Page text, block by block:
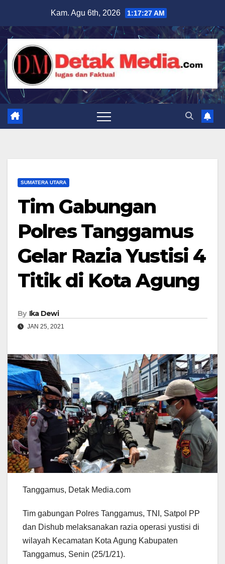
content
Kam. Agu 6th, 2026 1:17:28 AM
SUMATERA UTARA
Tim Gabungan
Polres Tanggamus
Gelar Razia Yustisi 4
Titik di Kota Agung
By Ika Dewi
JAN 25, 2021
Tanggamus, Detak Media.com
Tim gabungan Polres Tanggamus, TNI, Satpol PP
dan Dishub melaksanakan razia operasi yustisi di
wilayah Kecamatan Kota Agung Kabupaten
Tanggamus, Senin (25/1/21).